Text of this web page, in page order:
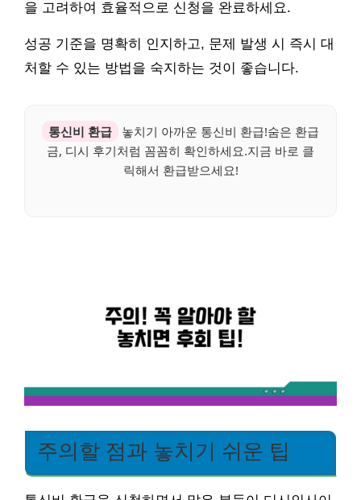
을 고려하여 효율적으로 신청을 완료하세요.
성공 기준을 명확히 인지하고, 문제 발생 시 즉시 대
처할 수 있는 방법을 숙지하는 것이 좋습니다.
통신비 환급
놓치기 아까운 통신비 환급!숨은 환급
금, 디시 후기처럼 꼼꼼히 확인하세요.지금 바로 클
릭해서 환급받으세요!
주의할 점과 놓치기 쉬운 팁